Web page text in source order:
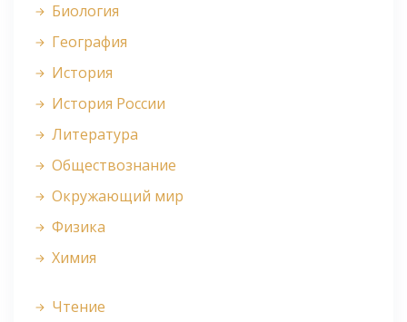
Биология
География
История
История России
Литература
Обществознание
Окружающий мир
Физика
Химия
Чтение